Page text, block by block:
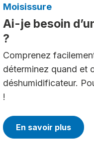
Moisissure
Ai-je besoin
?
Comprenez
déterminez quand et
déshumidificateur.
!
En savoir plus